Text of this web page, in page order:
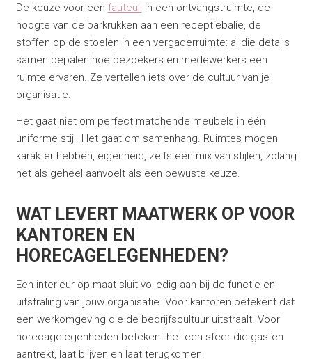
De keuze voor een fauteuil in een ontvangstruimte, de
hoogte van de barkrukken aan een receptiebalie, de
stoffen op de stoelen in een vergaderruimte: al die details
samen bepalen hoe bezoekers en medewerkers een
ruimte ervaren. Ze vertellen iets over de cultuur van je
organisatie.
Het gaat niet om perfect matchende meubels in één
uniforme stijl. Het gaat om samenhang. Ruimtes mogen
karakter hebben, eigenheid, zelfs een mix van stijlen, zolang
het als geheel aanvoelt als een bewuste keuze.
WAT LEVERT MAATWERK OP VOOR
KANTOREN EN
HORECAGELEGENHEDEN?
Een interieur op maat sluit volledig aan bij de functie en
uitstraling van jouw organisatie. Voor kantoren betekent dat
een werkomgeving die de bedrijfscultuur uitstraalt. Voor
horecagelegenheden betekent het een sfeer die gasten
aantrekt, laat blijven en laat terugkomen.